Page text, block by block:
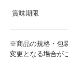
賞味期限
※商品の規格・包
変更となる場合が